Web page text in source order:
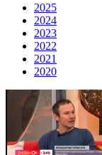
2025
2024
2023
2022
2021
2020